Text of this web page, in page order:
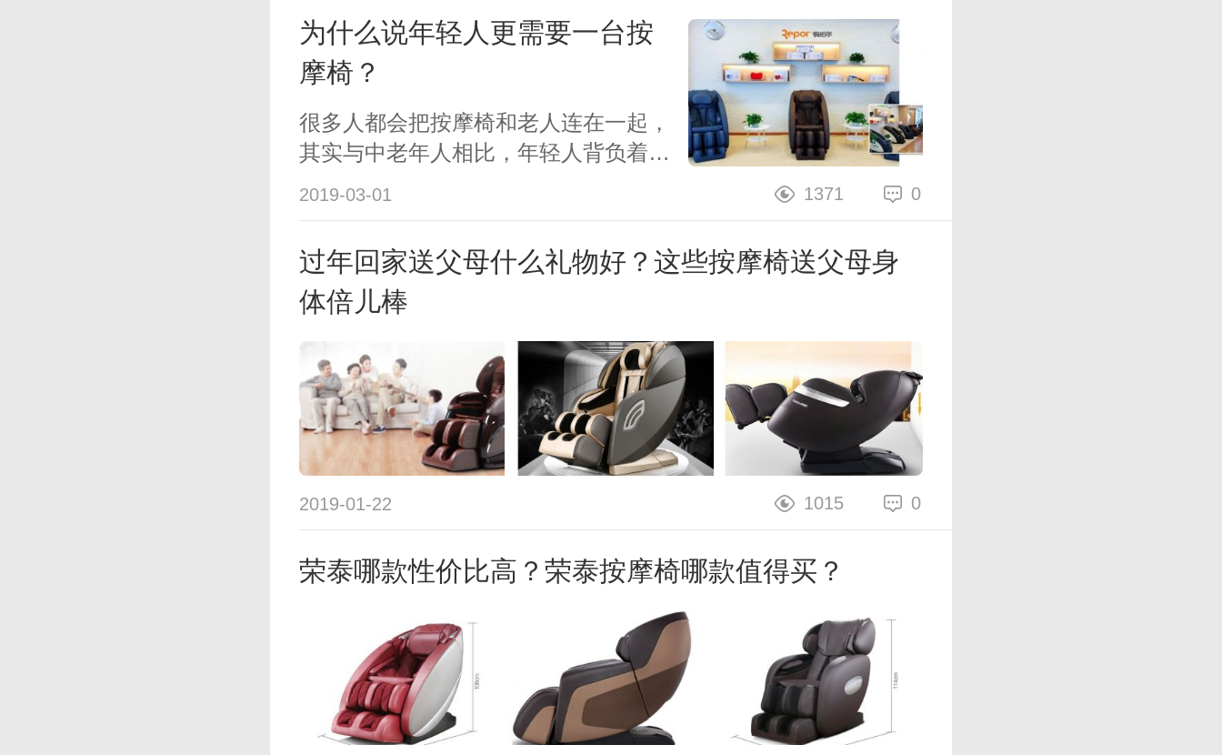
为什么说年轻人更需要一台按
摩椅？
很多人都会把按摩椅和老人连在一起，
其实与中老年人相比，年轻人背负着更
大的生活压力，总是处于紧张状态的年
中国北方，越来越多的顾客...
2019-03-01 1371 0
过年回家送父母什么礼物好？这些按摩椅送父母身
体倍儿棒
2019-01-22 1015 0
荣泰哪款性价比高？荣泰按摩椅哪款值得买？